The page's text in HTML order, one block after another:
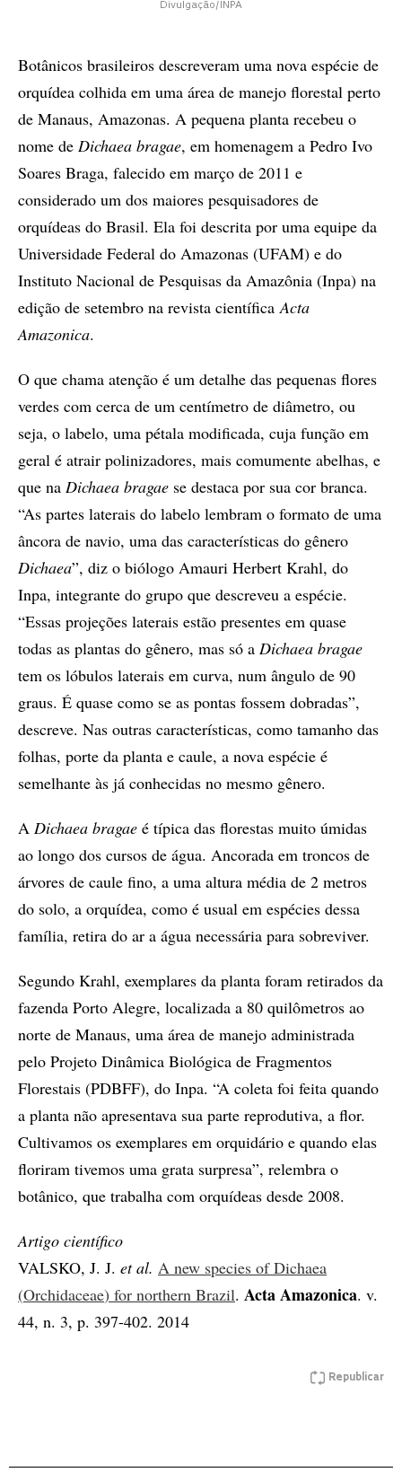
Divulgação/INPA
Botânicos brasileiros descreveram uma nova espécie de
orquídea colhida em uma área de manejo florestal perto
de Manaus, Amazonas. A pequena planta recebeu o
nome de Dichaea bragae, em homenagem a Pedro Ivo
Soares Braga, falecido em março de 2011 e
considerado um dos maiores pesquisadores de
orquídeas do Brasil. Ela foi descrita por uma equipe da
Universidade Federal do Amazonas (UFAM) e do
Instituto Nacional de Pesquisas da Amazônia (Inpa) na
edição de setembro na revista científicaActa
Amazonica.
O que chama atenção é um detalhe das pequenas flores
verdes com cerca de um centímetro de diâmetro, ou
seja, o labelo, uma pétala modificada, cuja função em
geral é atrair polinizadores, mais comumente abelhas, e
que na Dichaea bragae se destaca por sua cor branca.
“As partes laterais do labelo lembram o formato de uma
âncora de navio, uma das características do gênero
Dichaea”, diz o biólogo Amauri Herbert Krahl, do
Inpa, integrante do grupo que descreveu a espécie.
“Essas projeções laterais estão presentes em quase
todas as plantas do gênero, mas só a Dichaea bragae
tem os lóbulos laterais em curva, num ângulo de 90
graus. É quase como se as pontas fossem dobradas”,
descreve. Nas outras características, como tamanho das
folhas, porte da planta e caule, a nova espécie é
semelhante às já conhecidas no mesmo gênero.
A Dichaea bragae é típica das florestas muito úmidas
ao longo dos cursos de água. Ancorada em troncos de
árvores de caule fino, a uma altura média de 2 metros
do solo, a orquídea, como é usual em espécies dessa
família, retira do ar a água necessária para sobreviver.
Segundo Krahl, exemplares da planta foram retirados da
fazenda Porto Alegre, localizada a 80 quilômetros ao
norte de Manaus, uma área de manejo administrada
pelo Projeto Dinâmica Biológica de Fragmentos
Florestais (PDBFF), do Inpa. “A coleta foi feita quando
a planta não apresentava sua parte reprodutiva, a flor.
Cultivamos os exemplares em orquidário e quando elas
floriram tivemos uma grata surpresa”, relembra o
botânico, que trabalha com orquídeas desde 2008.
Artigo científico
VALSKO, J. J. et al. A new species ofDichaea
(Orchidaceae) for northern Brazil. Acta Amazonica. v.
44, n. 3, p. 397-402. 2014
Republicar